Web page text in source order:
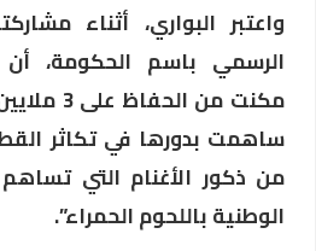
واعتبر البواري، أثناء
الرسمي باسم الحكومة، أن
مكنت من
من ذكور الأغنام التي
الوطنية باللحوم الحمراء”.